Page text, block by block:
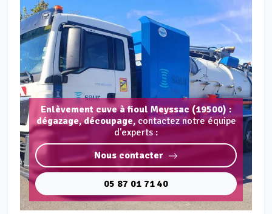
Enlèvement cuve à fioul Meyssac (19500) :
dégazage, découpage, contactez notre équipe
d'experts :
Nous contacter
05 87 01 71 40